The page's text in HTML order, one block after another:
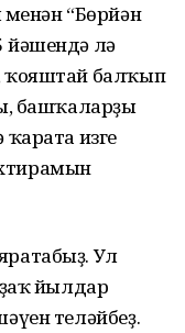
“Бөрйән
йәшендә лә
ҡояштай балҡып
башҡаларҙы
ҡарата изге
Ул
йылдар
теләйбеҙ.